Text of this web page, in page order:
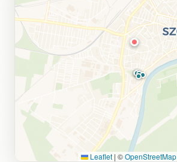
Leaflet | ©OpenStreetMap